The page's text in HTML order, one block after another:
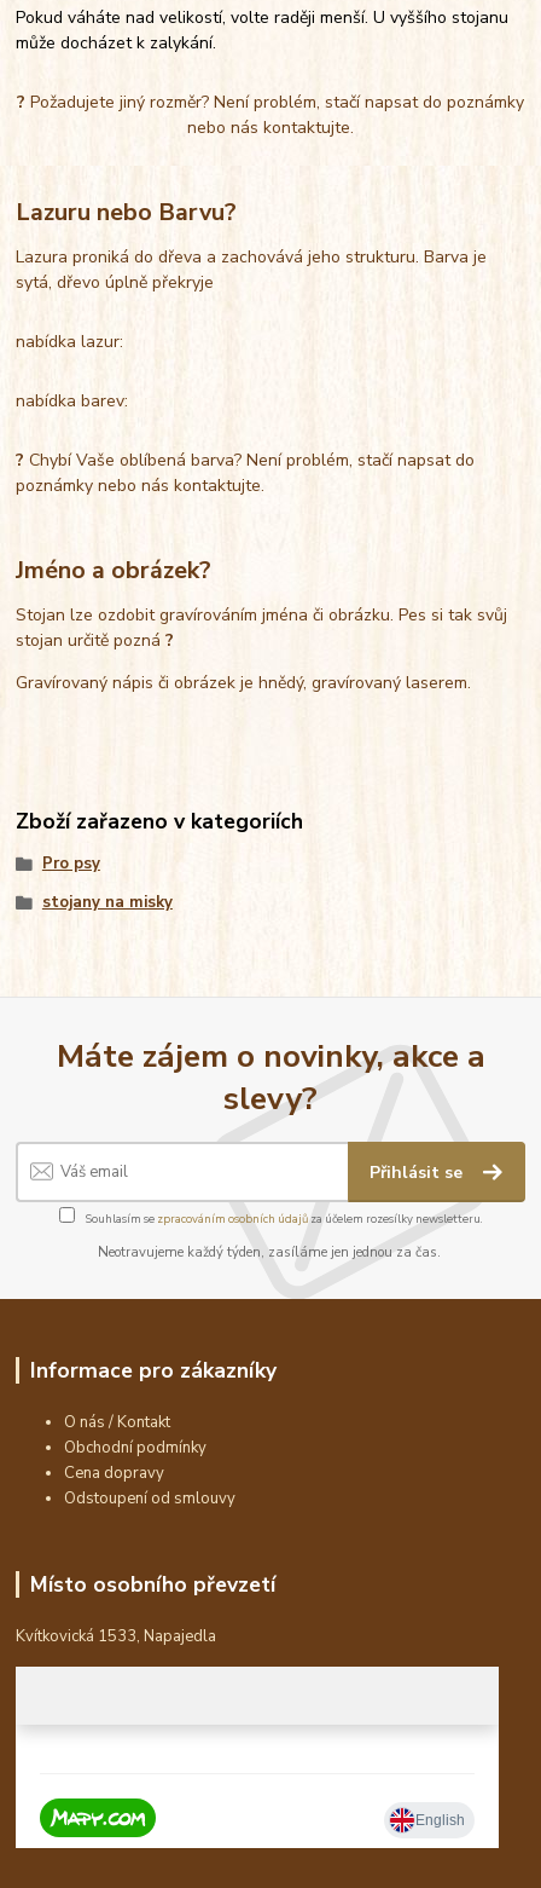
Pokud váháte nad velikostí, volte raději menší. U vyššího stojanu
může docházet k zalykání.
? Požadujete jiný rozměr? Není problém, stačí napsat do poznámky
nebo nás kontaktujte.
Lazuru nebo Barvu?
Lazura proniká do dřeva a zachovává jeho strukturu. Barva je
sytá, dřevo úplně překryje
nabídka lazur:
nabídka barev:
?Chybí Vaše oblíbená barva? Není problém, stačí napsat do
poznámky nebo nás kontaktujte.
Jméno a obrázek?
Stojan lze ozdobit gravírováním jména či obrázku. Pes si tak svůj
stojan určitě pozná?
Gravírovaný nápis či obrázek je hnědý, gravírovaný laserem.
Zboží zařazeno v kategoriích
Pro psy
stojany na misky
Máte zájem o novinky, akce a
slevy?
Přihlásit se
Souhlasím se zpracováním osobních údajůza účelem rozesílky newsletteru.
Neotravujeme každý týden, zasíláme jen jednou za čas.
Informace pro zákazníky
O nás / Kontakt
Obchodní podmínky
Cena dopravy
Odstoupení od smlouvy
Místo osobního převzetí
Kvítkovická 1533, Napajedla